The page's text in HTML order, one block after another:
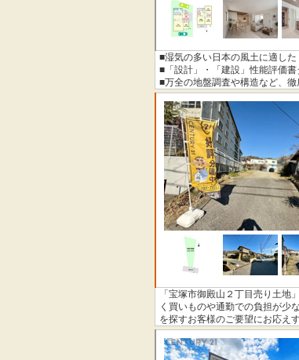
■湿気の多い日本の風土に適し
■「設計」・「建設」性能評価書
■万全の地盤調査や構造など、徹
■万全の地盤調査を行ってからの
■木軸組や耐力壁（ダイライト
本掲載の設備写真は同仕様の施
「宝塚市御殿山２丁目売り土
く買いものや通勤での負担が少
を探すお客様のご要望にお応え
しております。